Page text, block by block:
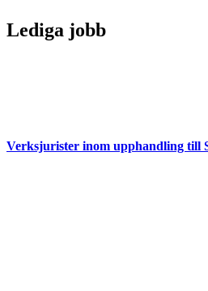
Lediga jobb
Verksjurister inom upphandling till